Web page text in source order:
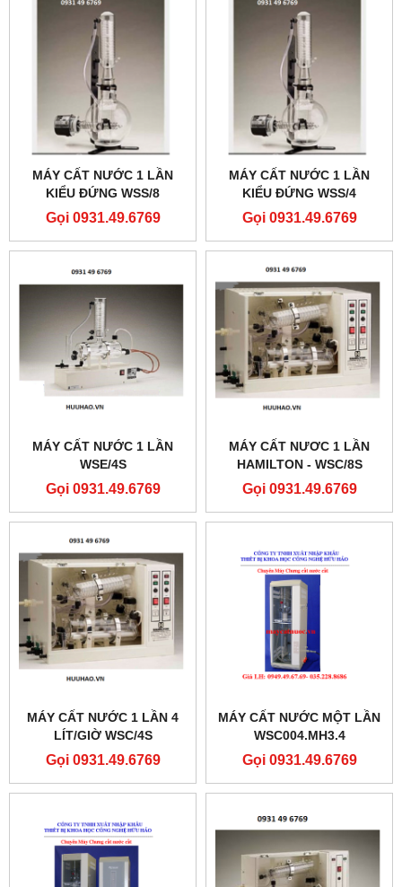
MÁY CẤT NƯỚC 1 LẦN
KIỂU ĐỨNG WSS/8
Gọi 0931.49.6769
MÁY CẤT NƯỚC 1 LẦN
KIỂU ĐỨNG WSS/4
Gọi 0931.49.6769
MÁY CẤT NƯỚC 1 LẦN
WSE/4S
Gọi 0931.49.6769
MÁY CẤT NƯƠC 1 LẦN
HAMILTON - WSC/8S
Gọi 0931.49.6769
MÁY CẤT NƯỚC 1 LẦN 4
LÍT/GIỜ WSC/4S
Gọi 0931.49.6769
MÁY CẤT NƯỚC MỘT LẦN
WSC004.MH3.4
Gọi 0931.49.6769